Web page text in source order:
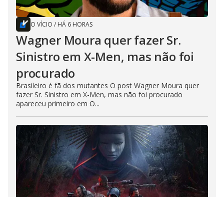
O VÍCIO / HÁ 6 HORAS
Wagner Moura quer fazer Sr.
Sinistro em X-Men, mas não foi
procurado
Brasileiro é fã dos mutantes O post Wagner Moura quer
fazer Sr. Sinistro em X-Men, mas não foi procurado
apareceu primeiro em O...